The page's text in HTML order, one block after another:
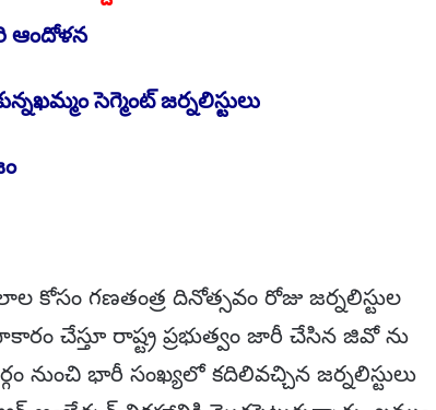
ఆందోళన
సెగ్మెంట్ జర్నలిస్టులు
కోసం గణతంత్ర దినోత్సవం రోజు జర్నలిస్టుల
చేస్తూ రాష్ట్ర ప్రభుత్వం జారీ చేసిన జివో ను
భారీ సంఖ్యలో కదిలివచ్చిన జర్నలిస్టులు